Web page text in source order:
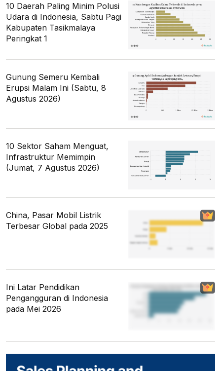
10 Daerah Paling Minim Polusi
Udara di Indonesia, Sabtu Pagi
Kabupaten Tasikmalaya
Peringkat 1
Gunung Semeru Kembali
Erupsi Malam Ini (Sabtu, 8
Agustus 2026)
10 Sektor Saham Menguat,
Infrastruktur Memimpin
(Jumat, 7 Agustus 2026)
China, Pasar Mobil Listrik
Terbesar Global pada 2025
Ini Latar Pendidikan
Pengangguran di Indonesia
pada Mei 2026